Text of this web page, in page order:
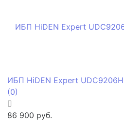
ИБП HiDEN Expert UDC9206H
(0)
86 900 руб.